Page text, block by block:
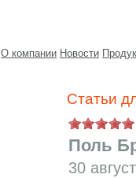
О компании Новости
Статьи
Поль
30